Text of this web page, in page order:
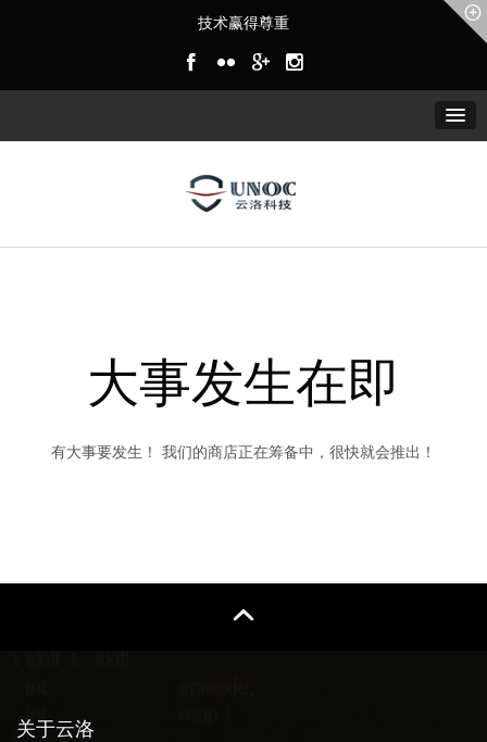
技术赢得尊重
大事发生在即
有大事要发生！ 我们的商店正在筹备中，很快就会推出！
关于云洛